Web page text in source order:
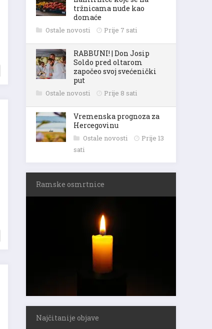
tržnicama nude kao
domaće
Ostale novosti Prije 7 sati
RABBUNI! | Don Josip
Soldo pred oltarom
započeo svoj svećenički
put
Ostale novosti Prije 8 sati
Vremenska prognoza za
Hercegovinu
Ostale novosti
Prije 13
sati
Ramske osmrtnice
Najčitanije objave